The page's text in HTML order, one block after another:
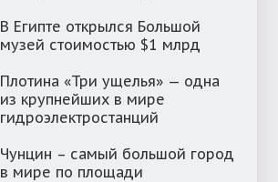
В Египте открылся Большой
музей стоимостью $1 млрд
Плотина «Три ущелья» — одна
из крупнейших в мире
гидроэлектростанций
Чунцин – самый большой город
в мире по площади